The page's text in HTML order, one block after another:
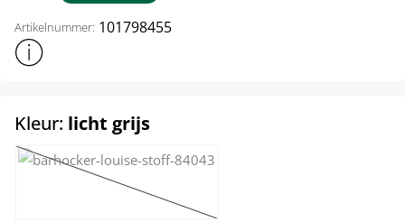
Artikelnummer: 101798455
Toon meer productinformatie
Kleur: licht grijsselect
creme
(Deze optie is momenteel niet beschikbaar.)